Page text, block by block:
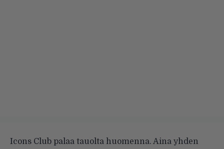
Icons Club palaa tauolta huomenna. Aina yhden